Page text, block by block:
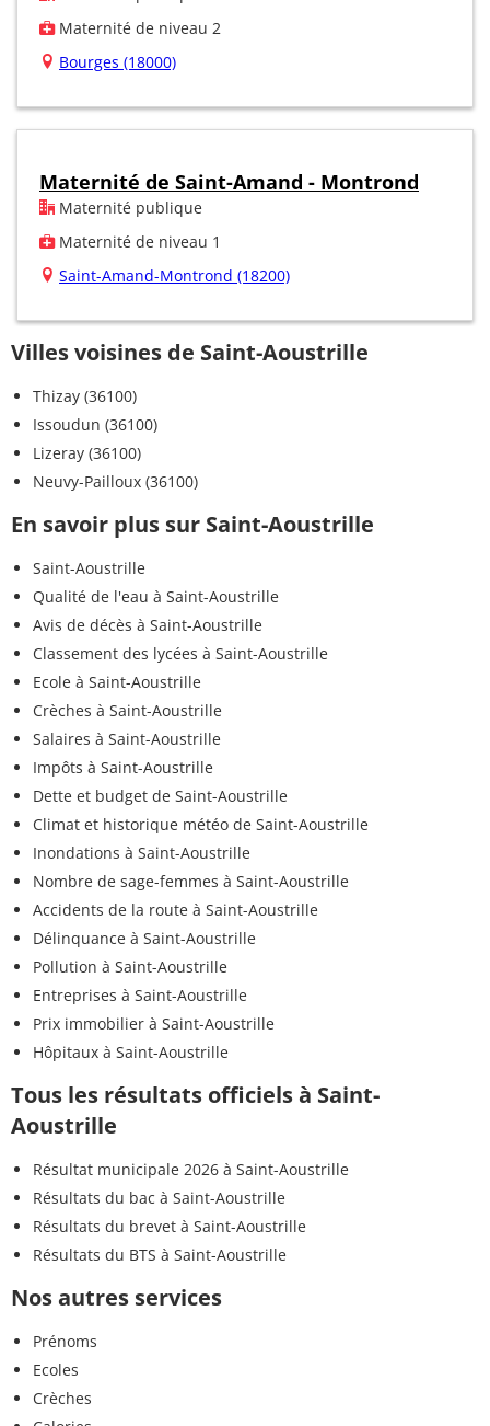
Maternité de niveau 2
Bourges (18000)
Maternité de Saint-Amand - Montrond
Maternité publique
Maternité de niveau 1
Saint-Amand-Montrond (18200)
Villes voisines de Saint-Aoustrille
Thizay (36100)
Issoudun (36100)
Lizeray (36100)
Neuvy-Pailloux (36100)
En savoir plus sur Saint-Aoustrille
Saint-Aoustrille
Qualité de l'eau à Saint-Aoustrille
Avis de décès à Saint-Aoustrille
Classement des lycées à Saint-Aoustrille
Ecole à Saint-Aoustrille
Crèches à Saint-Aoustrille
Salaires à Saint-Aoustrille
Impôts à Saint-Aoustrille
Dette et budget de Saint-Aoustrille
Climat et historique météo de Saint-Aoustrille
Inondations à Saint-Aoustrille
Nombre de sage-femmes à Saint-Aoustrille
Accidents de la route à Saint-Aoustrille
Délinquance à Saint-Aoustrille
Pollution à Saint-Aoustrille
Entreprises à Saint-Aoustrille
Prix immobilier à Saint-Aoustrille
Hôpitaux à Saint-Aoustrille
Tous les résultats officiels à Saint-
Aoustrille
Résultat municipale 2026 à Saint-Aoustrille
Résultats du bac à Saint-Aoustrille
Résultats du brevet à Saint-Aoustrille
Résultats du BTS à Saint-Aoustrille
Nos autres services
Prénoms
Ecoles
Crèches